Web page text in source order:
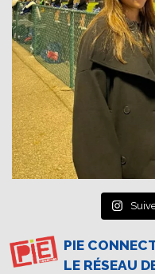
PIE
LE RÉSEAU